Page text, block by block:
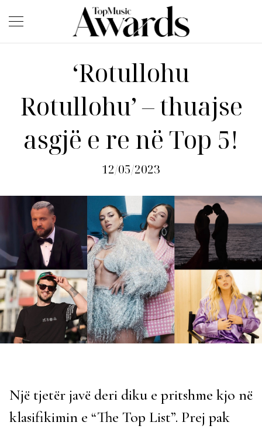
‘Rotullohu
Rotullohu’ – thuajse
asgjë e re në Top 5!
12/05/2023
Një tjetër javë deri diku e pritshme kjo në
klasifikimin e “The Top List”. Prej pak